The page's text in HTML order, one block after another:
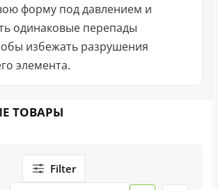
форму под давлением и
одинаковые перепады
избежать разрушения
элемента.
ТОВАРЫ
Filter